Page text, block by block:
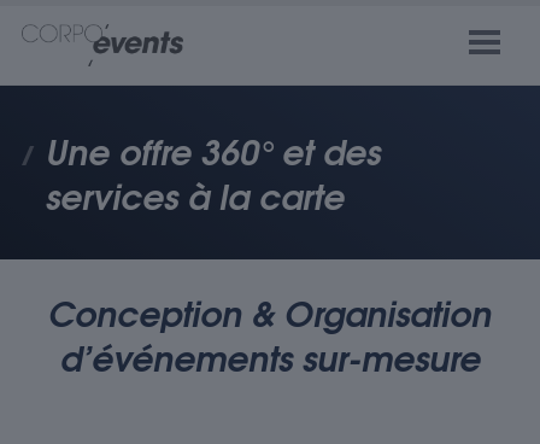
Une offre 360° et des
services à la carte
Conception & Organisation
d’événements sur-mesure